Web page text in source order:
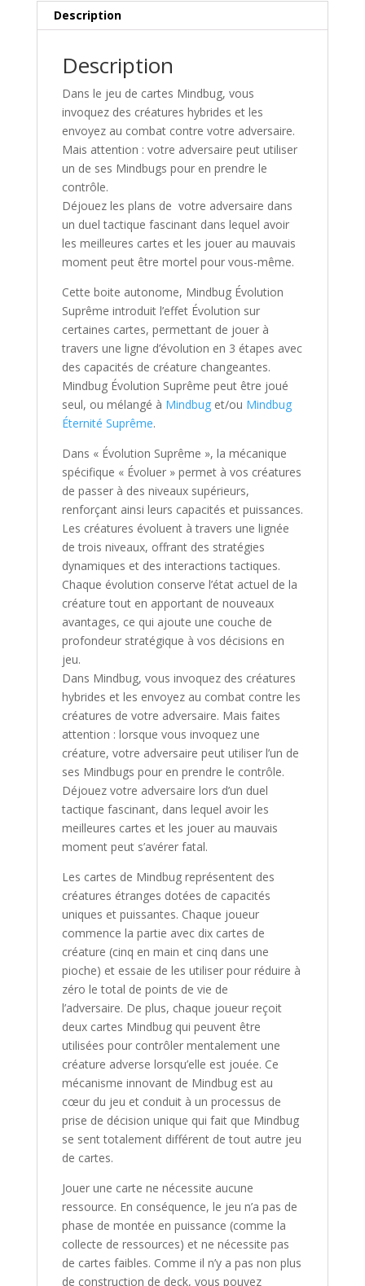
Description
Description
Dans le jeu de cartes Mindbug, vous
invoquez des créatures hybrides et les
envoyez au combat contre votre adversaire.
Mais attention : votre adversaire peut utiliser
un de ses Mindbugs pour en prendre le
contrôle.
Déjouez les plans de votre adversaire dans
un duel tactique fascinant dans lequel avoir
les meilleures cartes et les jouer au mauvais
moment peut être mortel pour vous-même.
Cette boite autonome, Mindbug Évolution
Suprême introduit l’effet Évolution sur
certaines cartes, permettant de jouer à
travers une ligne d’évolution en 3 étapes avec
des capacités de créature changeantes.
Mindbug Évolution Suprême peut être joué
seul, ou mélangé à Mindbuget/ou Mindbug
Éternité Suprême.
Dans « Évolution Suprême », la mécanique
spécifique « Évoluer » permet à vos créatures
de passer à des niveaux supérieurs,
renforçant ainsi leurs capacités et puissances.
Les créatures évoluent à travers une lignée
de trois niveaux, offrant des stratégies
dynamiques et des interactions tactiques.
Chaque évolution conserve l’état actuel de la
créature tout en apportant de nouveaux
avantages, ce qui ajoute une couche de
profondeur stratégique à vos décisions en
jeu.
Dans Mindbug, vous invoquez des créatures
hybrides et les envoyez au combat contre les
créatures de votre adversaire. Mais faites
attention : lorsque vous invoquez une
créature, votre adversaire peut utiliser l’un de
ses Mindbugs pour en prendre le contrôle.
Déjouez votre adversaire lors d’un duel
tactique fascinant, dans lequel avoir les
meilleures cartes et les jouer au mauvais
moment peut s’avérer fatal.
Les cartes de Mindbugreprésentent des
créatures étranges dotées de capacités
uniques et puissantes. Chaque joueur
commence la partie avec dix cartes de
créature (cinq en main et cinq dans une
pioche) et essaie de les utiliser pour réduire à
zéro le total de points de vie de
l’adversaire. De plus, chaque joueur reçoit
deux cartes Mindbug qui peuvent être
utilisées pour contrôler mentalement une
créature adverse lorsqu’elle est jouée. Ce
mécanisme innovant de Mindbug est au
cœur du jeu et conduit à un processus de
prise de décision unique qui fait que Mindbug
se sent totalement différent de tout autre jeu
de cartes.
Jouer une carte ne nécessite aucune
ressource. En conséquence, le jeu n’a pas de
phase de montée en puissance (comme la
collecte de ressources) et ne nécessite pas
de cartes faibles. Comme il n’y a pas non plus
de construction de deck, vous pouvez